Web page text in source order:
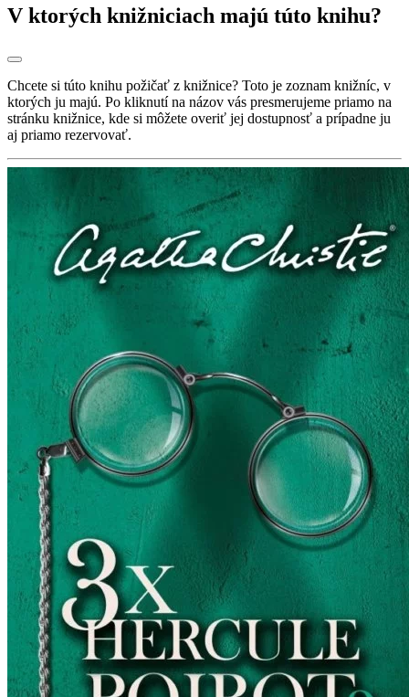
V ktorých knižniciach majú túto knihu?
Chcete si túto knihu požičať z knižnice? Toto je zoznam knižníc, v
ktorých ju majú. Po kliknutí na názov vás presmerujeme priamo na
stránku knižnice, kde si môžete overiť jej dostupnosť a prípadne ju
aj priamo rezervovať.